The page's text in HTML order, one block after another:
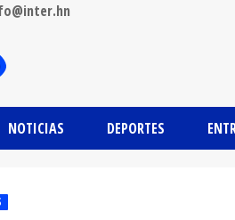
NOTICIAS DEPORTES